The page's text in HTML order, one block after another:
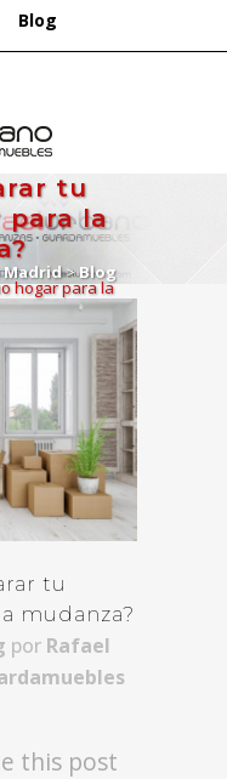
Blog
tu
para la
Madrid>Blog
hogar para la
tu
mudanza?
por Rafael
this post